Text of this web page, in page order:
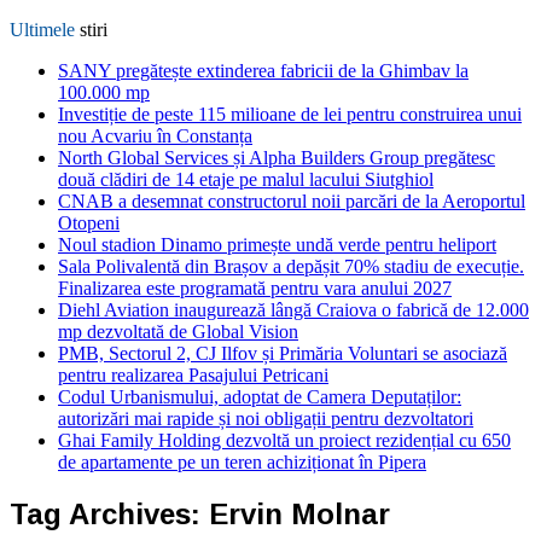
Ultimele stiri
SANY pregătește extinderea fabricii de la Ghimbav la
100.000 mp
Investiție de peste 115 milioane de lei pentru construirea unui
nou Acvariu în Constanța
North Global Services și Alpha Builders Group pregătesc
două clădiri de 14 etaje pe malul lacului Siutghiol
CNAB a desemnat constructorul noii parcări de la Aeroportul
Otopeni
Noul stadion Dinamo primește undă verde pentru heliport
Sala Polivalentă din Brașov a depășit 70% stadiu de execuție.
Finalizarea este programată pentru vara anului 2027
Diehl Aviation inaugurează lângă Craiova o fabrică de 12.000
mp dezvoltată de Global Vision
PMB, Sectorul 2, CJ Ilfov și Primăria Voluntari se asociază
pentru realizarea Pasajului Petricani
Codul Urbanismului, adoptat de Camera Deputaților:
autorizări mai rapide și noi obligații pentru dezvoltatori
Ghai Family Holding dezvoltă un proiect rezidențial cu 650
de apartamente pe un teren achiziționat în Pipera
Tag Archives: Ervin Molnar